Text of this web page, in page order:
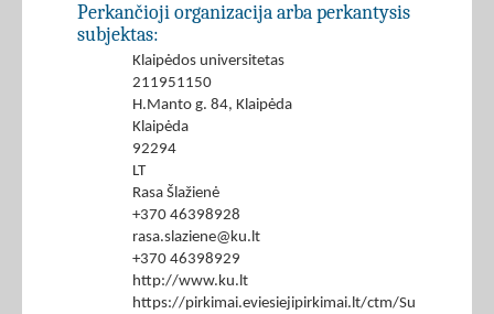
Perkančioji organizacija arba perkantysis
subjektas:
Klaipėdos universitetas
211951150
H.Manto g. 84, Klaipėda
Klaipėda
92294
LT
Rasa Šlažienė
+370 46398928
rasa.slaziene@ku.lt
+370 46398929
http://www.ku.lt
https://pirkimai.eviesiejipirkimai.lt/ctm/Supplier/